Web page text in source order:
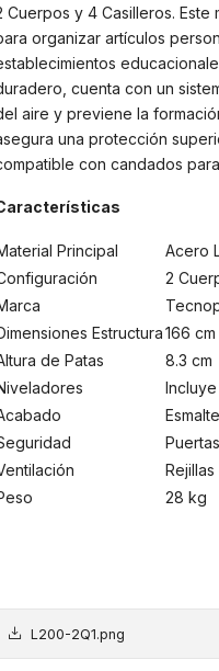
Cuerpos y 4 Casilleros.
organizar artículos
cuenta con un
aire y previene la
una protección
con candados
Principal
Acero
2
Estructura166
de Patas
8.3 cm
28 kg
L200-2Q1.png